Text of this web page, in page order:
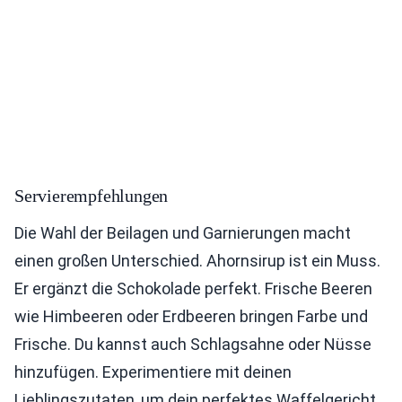
Servierempfehlungen
Die Wahl der Beilagen und Garnierungen macht
einen großen Unterschied. Ahornsirup ist ein Muss.
Er ergänzt die Schokolade perfekt. Frische Beeren
wie Himbeeren oder Erdbeeren bringen Farbe und
Frische. Du kannst auch Schlagsahne oder Nüsse
hinzufügen. Experimentiere mit deinen